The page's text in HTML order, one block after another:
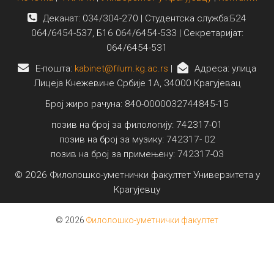
Деканат: 034/304-270 | Студентска служба:Б24
064/6454-537, Б16 064/6454-533 | Секретаријат:
064/6454-531
E-пошта: kabinet@filum.kg.ac.rs |
Адреса: улица
Лицеја Кнежевине Србије 1А, 34000 Крагујевац
Број жиро рачуна: 840-0000032744845-15
позив на број за филологију: 742317-01
позив на број за музику: 742317- 02
позив на број за примењену: 742317-03
© 2026 Филолошко-уметнички факултет Универзитета у
Крагујевцу
© 2026 Филолошко-уметнички факултет